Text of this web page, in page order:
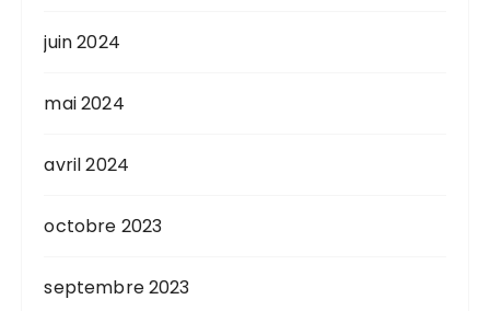
juin 2024
mai 2024
avril 2024
octobre 2023
septembre 2023